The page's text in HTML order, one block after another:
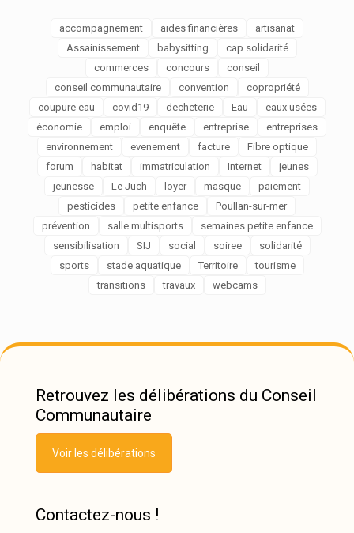
accompagnement aides financières
artisanat
Assainissement
babysitting
cap solidarité
commerces
concours
conseil
conseil communautaire
convention
copropriété
coupure eau
covid19 decheterie Eau
eaux usées
économie
emploi enquête entreprise
entreprises
environnement
evenement facture
Fibre optique
forum
habitat immatriculation Internet
jeunes
jeunesse
Le Juch loyer masque
paiement
pesticides
petite enfance
Poullan-sur-mer
prévention
salle multisports
semaines petite enfance
sensibilisation
SIJ social soiree
solidarité
sports
stade aquatique Territoire
tourisme
transitions
travaux webcams
Retrouvez les délibérations du Conseil
Communautaire
Voir les délibérations
Contactez-nous !